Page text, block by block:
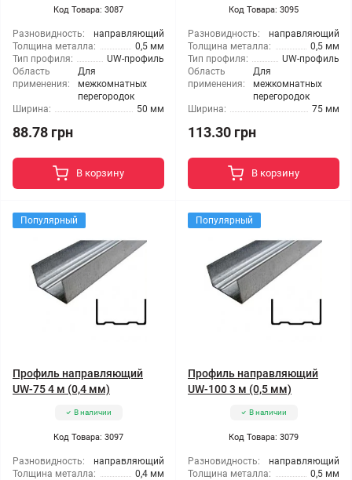
Код Товара: 3087
Разновидность:
направляющий
Толщина металла:
0,5 мм
Тип профиля:
UW-профиль
Область
применения:
Для
межкомнатных
перегородок
Ширина:
50 мм
88.78 грн
В корзину
Код Товара: 3095
Разновидность:
направляющий
Толщина металла:
0,5 мм
Тип профиля:
UW-профиль
Область
применения:
Для
межкомнатных
перегородок
Ширина:
75 мм
113.30 грн
В корзину
Популярный
Профиль направляющий
UW-75 4 м (0,4 мм)
В наличии
Код Товара: 3097
Разновидность:
направляющий
Толщина металла:
0,4 мм
Популярный
Профиль направляющий
UW-100 3 м (0,5 мм)
В наличии
Код Товара: 3079
Разновидность:
направляющий
Толщина металла:
0,5 мм